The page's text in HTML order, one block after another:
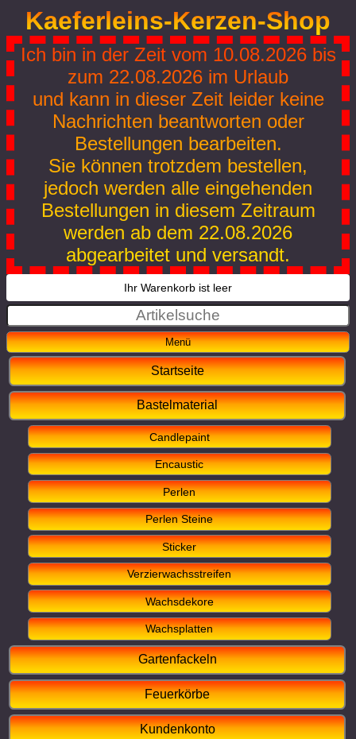
Kaeferleins-Kerzen-Shop
Ich bin in der Zeit vom 10.08.2026 bis
zum 22.08.2026 im Urlaub
und kann in dieser Zeit leider keine
Nachrichten beantworten oder
Bestellungen bearbeiten.
Sie können trotzdem bestellen,
jedoch werden alle eingehenden
Bestellungen in diesem Zeitraum
werden ab dem 22.08.2026
abgearbeitet und versandt.
Startseite
Bastelmaterial
Candlepaint
Encaustic
Perlen
Perlen Steine
Sticker
Verzierwachsstreifen
Wachsdekore
Wachsplatten
Gartenfackeln
Feuerkörbe
Kundenkonto
Ihr Warenkorb ist leer